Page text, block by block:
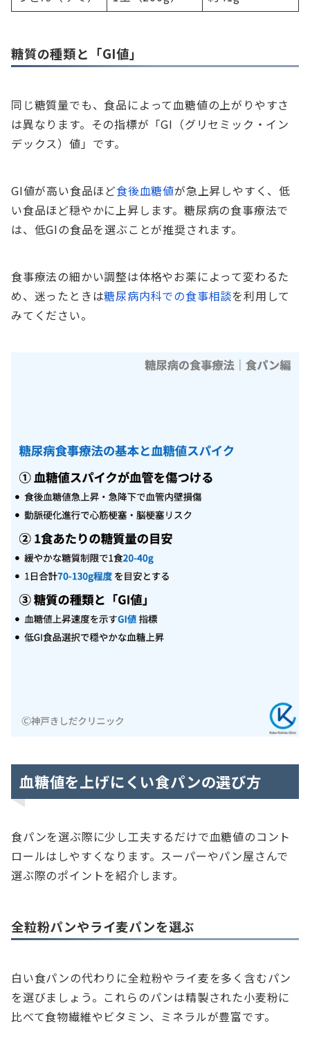
糖質の種類と「GI値」
同じ糖質量でも、食品によって血糖値の上がりやすさ
は異なります。その指標が「GI（グリセミック・イン
デックス）値」です。
GI値が高い食品ほど食後血糖値が急上昇しやすく、低
い食品ほど穏やかに上昇します。糖尿病の食事療法で
は、低GIの食品を選ぶことが推奨されます。
食事療法の細かい調整は体格やお薬によって変わるた
め、迷ったときは糖尿病内科での食事相談を利用して
みてください。
血糖値を上げにくい食パンの選び方
食パンを選ぶ際に少し工夫するだけで血糖値のコント
ロールはしやすくなります。スーパーやパン屋さんで
選ぶ際のポイントを紹介します。
全粒粉パンやライ麦パンを選ぶ
白い食パンの代わりに全粒粉やライ麦を多く含むパン
を選びましょう。これらのパンは精製された小麦粉に
比べて食物繊維やビタミン、ミネラルが豊富です。